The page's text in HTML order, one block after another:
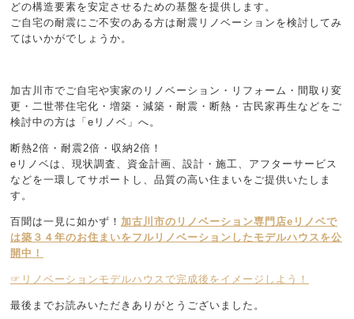
どの構造要素を安定させるための基盤を提供します。
ご自宅の耐震にご不安のある方は耐震リノベーションを検討してみ
てはいかがでしょうか。
加古川市でご自宅や実家のリノベーション・リフォーム・間取り変
更・二世帯住宅化・増築・減築・耐震・断熱・古民家再生などをご
検討中の方は「eリノベ」へ。
断熱2倍・耐震2倍・収納2倍！
eリノベは、現状調査、資金計画、設計・施工、アフターサービス
などを一環してサポートし、品質の高い住まいをご提供いたしま
す。
百聞は一見に如かず！ 加古川市のリノベーション専門店eリノベで
は築３４年のお住まいをフルリノベーションしたモデルハウスを公
開中！
☞リノベーションモデルハウスで完成後をイメージしよう！
最後までお読みいただきありがとうございました。